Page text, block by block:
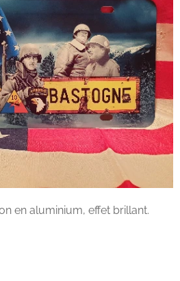
en aluminium, effet brillant.